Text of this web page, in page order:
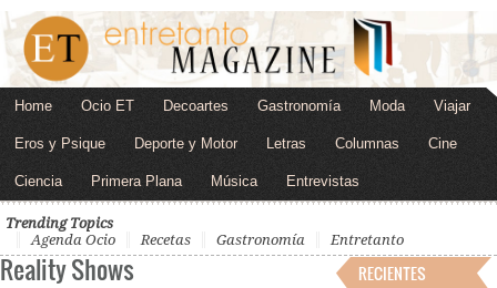
Home Ocio ET Decoartes Gastronomía Moda Viajar
Eros y Psique Deporte y Motor Letras Columnas Cine
Ciencia Primera Plana Música Entrevistas
Trending Topics
Agenda Ocio
Recetas Gastronomía Entretanto
Reality Shows
RECIENTES